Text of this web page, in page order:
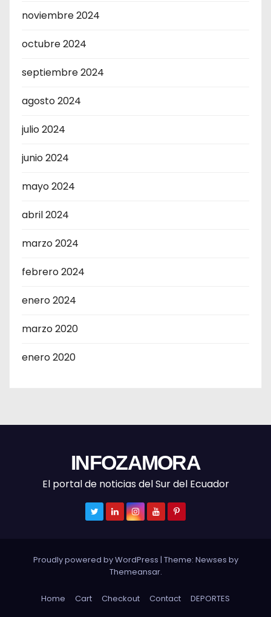
noviembre 2024
octubre 2024
septiembre 2024
agosto 2024
julio 2024
junio 2024
mayo 2024
abril 2024
marzo 2024
febrero 2024
enero 2024
marzo 2020
enero 2020
INFOZAMORA
El portal de noticias del Sur del Ecuador
Proudly powered by WordPress | Theme: Newses by
Themeansar.
Home Cart Checkout Contact
DEPORTES